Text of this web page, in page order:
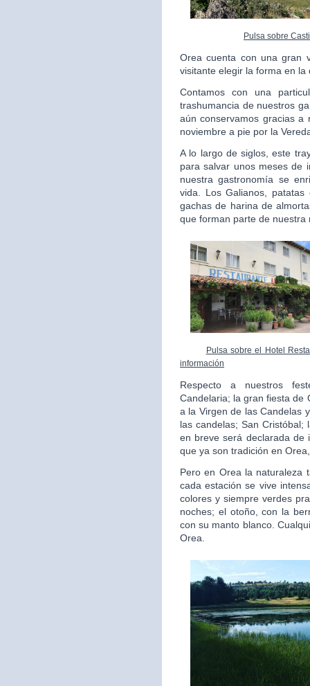
Pulsa sobre
Orea cuenta con una gran
visitante elegir la forma en
Contamos con una
trashumancia de nuestros
aún conservamos gracias a
noviembre a pie por la
A lo largo de siglos, este
para salvar unos meses de
nuestra gastronomía se
vida. Los Galianos,
gachas de harina de
que forman parte de nuestra
Pulsa sobre el Hotel
información
Respecto a nuestros
Candelaria; la gran fiesta de
a la Virgen de las Candelas
las candelas; San Cristóbal;
en breve será declarada de
que ya son tradición en
Pero en Orea la naturaleza
cada estación se vive
colores y siempre verdes
noches; el otoño, con la
con su manto blanco.
Orea.